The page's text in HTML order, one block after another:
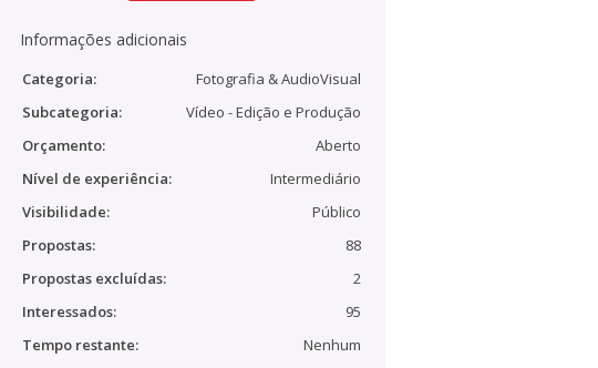
Informações adicionais
Categoria:
Fotografia & AudioVisual
Subcategoria:
Vídeo - Edição e Produção
Orçamento:
Aberto
Nível de experiência:
Intermediário
Visibilidade:
Público
Propostas:
88
Propostas excluídas:
2
Interessados:
95
Tempo restante:
Nenhum